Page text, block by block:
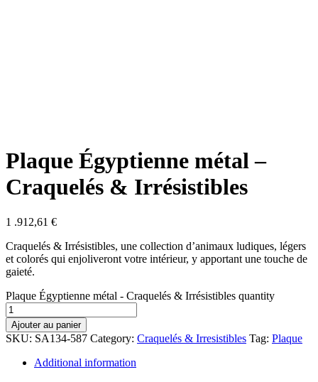
Plaque Égyptienne métal –
Craquelés & Irrésistibles
1 .912,61 €
Craquelés & Irrésistibles, une collection d’animaux ludiques, légers
et colorés qui enjoliveront votre intérieur, y apportant une touche de
gaieté.
Plaque Égyptienne métal - Craquelés & Irrésistibles quantity
Ajouter au panier
SKU: SA134-587 Category: Craquelés & Irresistibles Tag: Plaque
Additional information